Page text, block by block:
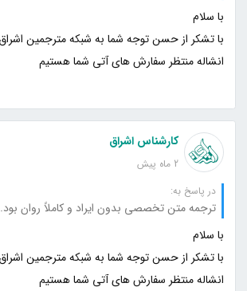
انشاله منتظر سفارش های آتی شما هستیم
کارشناس اشراق
2 ماه پیش
در پاسخ به:
ترجمه متن تخصصی بدون ایراد و کاملاً روان بود.
انشاله منتظر سفارش های آتی شما هستیم